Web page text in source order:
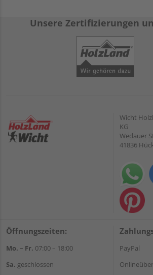
Unsere Zertifizierungen
Wicht
KG
Wedauer
41836
Öffnungszeiten:
Mo. – Fr. 07:00 – 18:00
Sa. geschlossen
PayPal